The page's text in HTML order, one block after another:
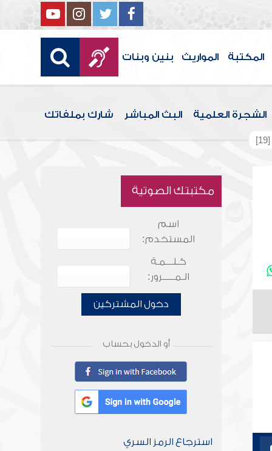
المكتبة المواريث بنين وبنات
الشجرة العلمية البث المباشر شارك بملفاتك
مكتبتك الصوتية
اسم
المستخدم:
كـلـــمـة
الـمـــــرور:
دخول المشتركين
أو الدخول بحساب
استرجاع الرمز السري